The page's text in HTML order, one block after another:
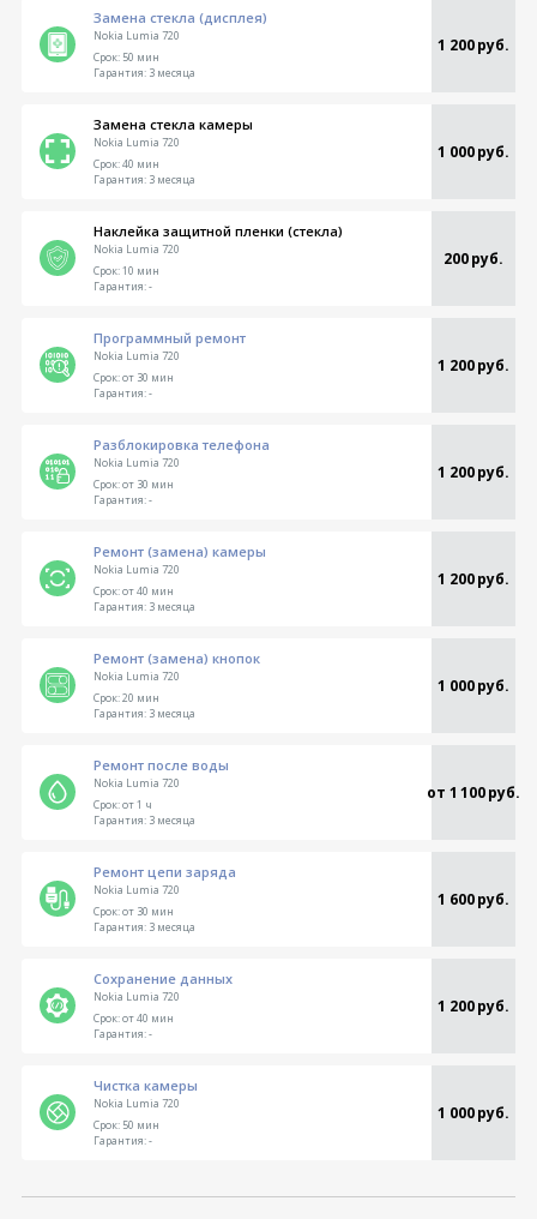
Замена стекла (дисплея)
Nokia Lumia 720 1 200 руб.
Срок:50 мин
Гарантия:3 месяца
Замена стекла камеры
Nokia Lumia 720 1 000 руб.
Срок:40 мин
Гарантия:3 месяца
Наклейка защитной пленки (стекла)
Nokia Lumia 720 200 руб.
Срок:10 мин
Гарантия:-
Программный ремонт
Nokia Lumia 720 1 200 руб.
Срок:от 30 мин
Гарантия:-
Разблокировка телефона
Nokia Lumia 720 1 200 руб.
Срок:от 30 мин
Гарантия:-
Ремонт (замена) камеры
Nokia Lumia 720 1 200 руб.
Срок:от 40 мин
Гарантия:3 месяца
Ремонт (замена) кнопок
Nokia Lumia 720 1 000 руб.
Срок:20 мин
Гарантия:3 месяца
Ремонт после воды
Nokia Lumia 720 от 1 100 руб.
Срок:от 1 ч
Гарантия:3 месяца
Ремонт цепи заряда
Nokia Lumia 720 1 600 руб.
Срок:от 30 мин
Гарантия:3 месяца
Сохранение данных
Nokia Lumia 720 1 200 руб.
Срок:от 40 мин
Гарантия:-
Чистка камеры
Nokia Lumia 720 1 000 руб.
Срок:50 мин
Гарантия:-